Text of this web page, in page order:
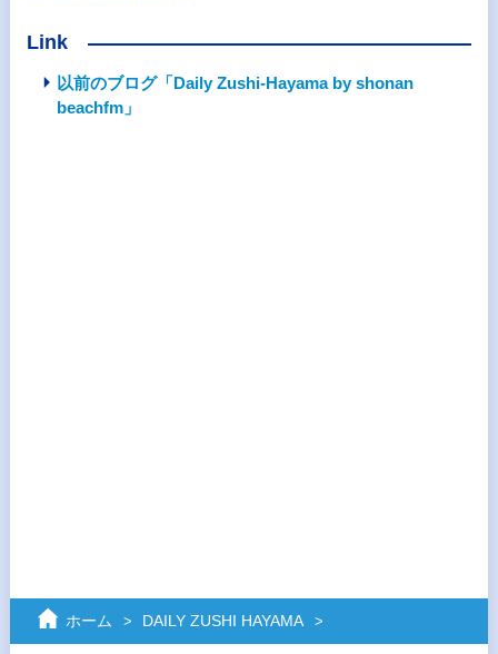
Link
以前のブログ「Daily Zushi-Hayama by shonan
beachfm」
ホーム DAILY ZUSHI HAYAMA